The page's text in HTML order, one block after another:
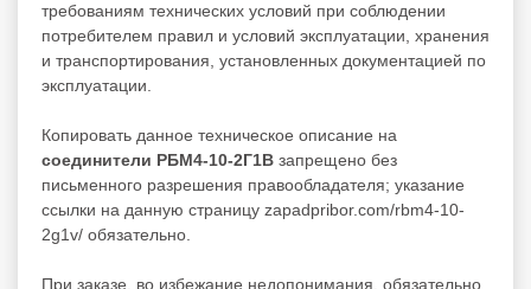
требованиям технических условий при соблюдении
потребителем правил и условий эксплуатации, хранения
и транспортирования, установленных документацией по
эксплуатации.
Копировать данное техническое описание на
соединители РБМ4-10-2Г1В запрещено без
письменного разрешения правообладателя; указание
ссылки на данную страницу zapadpribor.com/rbm4-10-
2g1v/ обязательно.
При заказе, во избежание недопонимания, обязательно